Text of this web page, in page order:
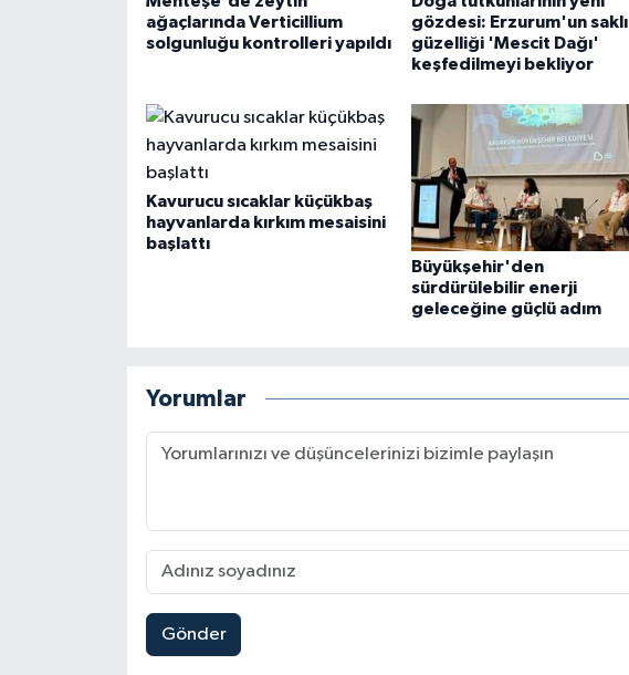
ağaçlarında Verticillium
solgunluğu kontrolleri yapıldı
gözdesi: Erzurum'un saklı
güzelliği 'Mescit Dağı'
keşfedilmeyi bekliyor
Kavurucu sıcaklar küçükbaş
hayvanlarda kırkım mesaisini
başlattı
Büyükşehir'den
sürdürülebilir enerji
geleceğine güçlü adım
Yorumlar
Gönder